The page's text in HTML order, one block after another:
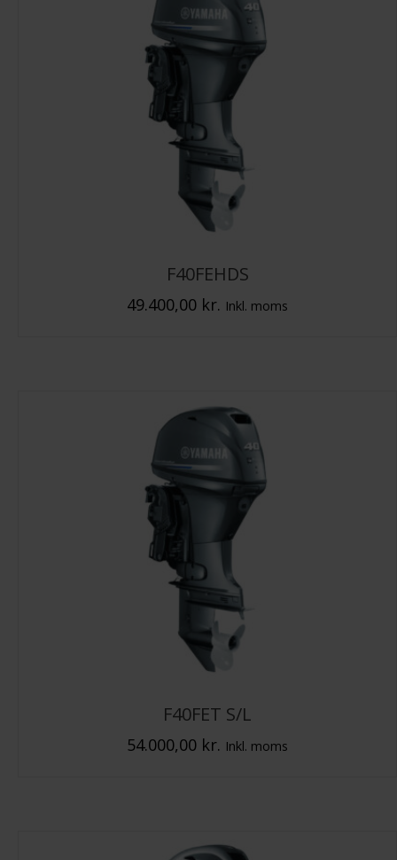
F40FEHDS
49.400,00 kr. Inkl. moms
F40FET S/L
54.000,00 kr. Inkl. moms